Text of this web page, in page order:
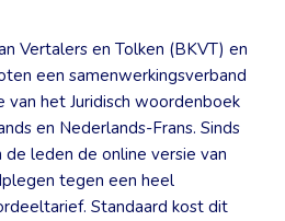
Vertalers en Tolken (BKVT) en
een samenwerkingsverband
van het Juridisch woordenboek
en Nederlands-Frans. Sinds
de leden de online versie van
tegen een heel
Standaard kost dit